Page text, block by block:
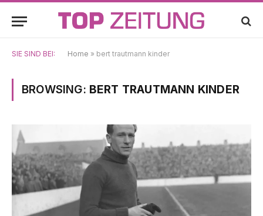
SIE SIND BEI: Home » bert trautmann kinder
BROWSING: BERT TRAUTMANN KINDER